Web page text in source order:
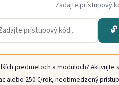
Zadajte prístupový
predmetoch a moduloch? Aktivujte si
alebo 250 €/rok, neobmedzený